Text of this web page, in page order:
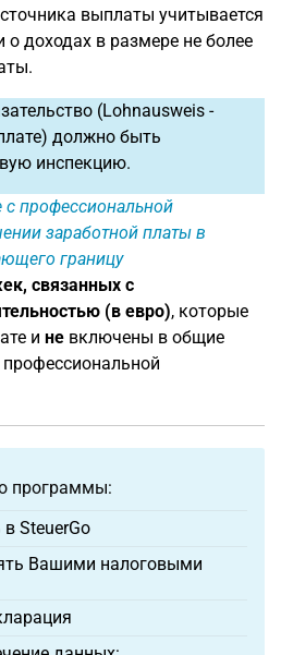
выплаты учитывается
доходах в размере не более
(Lohnausweis -
должно быть
инспекцию.
профессиональной
заработной платы в
границу
связанных с
(в евро), которые
и не включены в общие
программы:
SteuerGo
Вашими налоговыми